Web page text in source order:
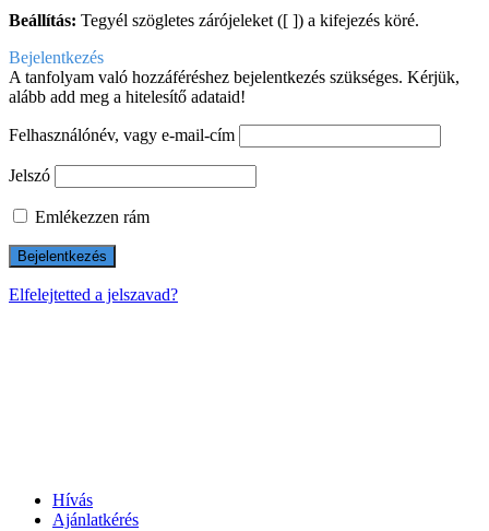
Beállítás: Tegyél szögletes zárójeleket ([ ]) a kifejezés köré.
Bejelentkezés
A tanfolyam való hozzáféréshez bejelentkezés szükséges. Kérjük,
alább add meg a hitelesítő adataid!
Felhasználónév, vagy e-mail-cím
Jelszó
Emlékezzen rám
Elfelejtetted a jelszavad?
Hívás
Ajánlatkérés